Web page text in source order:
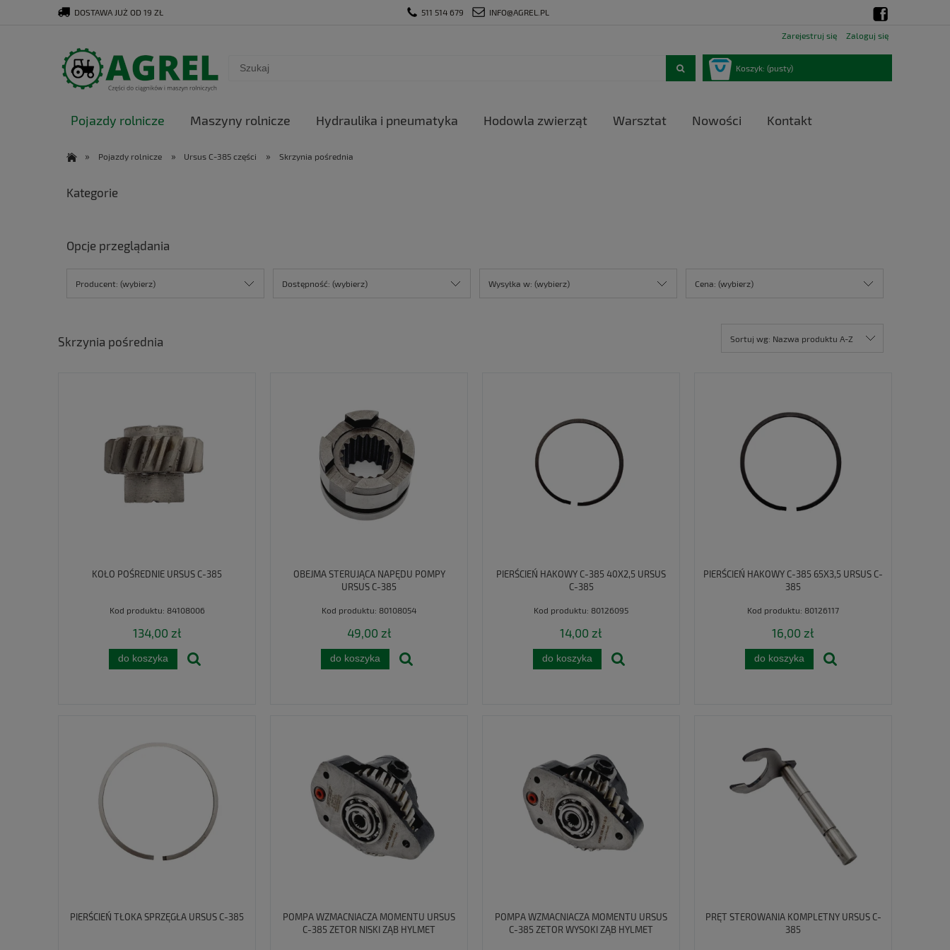
DOSTAWA JUŻ OD 19 ZŁ 511 514 679 INFO@AGREL.PL
Zarejestruj się Zaloguj się
Koszyk: (pusty)
Pojazdy rolnicze Maszyny rolnicze Hydraulika i pneumatyka Hodowla zwierząt Warsztat Nowości Kontakt
» Pojazdy rolnicze » Ursus C-385 części » Skrzynia pośrednia
Kategorie
Opcje przeglądania
Producent: (wybierz) Dostępność: (wybierz) Wysyłka w: (wybierz) Cena: (wybierz)
Skrzynia pośrednia Sortuj wg: Nazwa produktu A-Z
KOŁO POŚREDNIE URSUS C-385
Kod produktu: 84108006
134,00 zł
do koszyka
OBEJMA STERUJĄCA NAPĘDU POMPY
URSUS C-385
Kod produktu: 80108054
49,00 zł
do koszyka
PIERŚCIEŃ HAKOWY C-385 40X2,5 URSUS
C-385
Kod produktu: 80126095
14,00 zł
do koszyka
PIERŚCIEŃ HAKOWY C-385 65X3,5 URSUS C-
385
Kod produktu: 80126117
16,00 zł
do koszyka
PIERŚCIEŃ TŁOKA SPRZĘGŁA URSUS C-385
POMPA WZMACNIACZA MOMENTU URSUS
C-385 ZETOR NISKI ZĄB HYLMET
POMPA WZMACNIACZA MOMENTU URSUS
C-385 ZETOR WYSOKI ZĄB HYLMET
PRĘT STEROWANIA KOMPLETNY URSUS C-
385